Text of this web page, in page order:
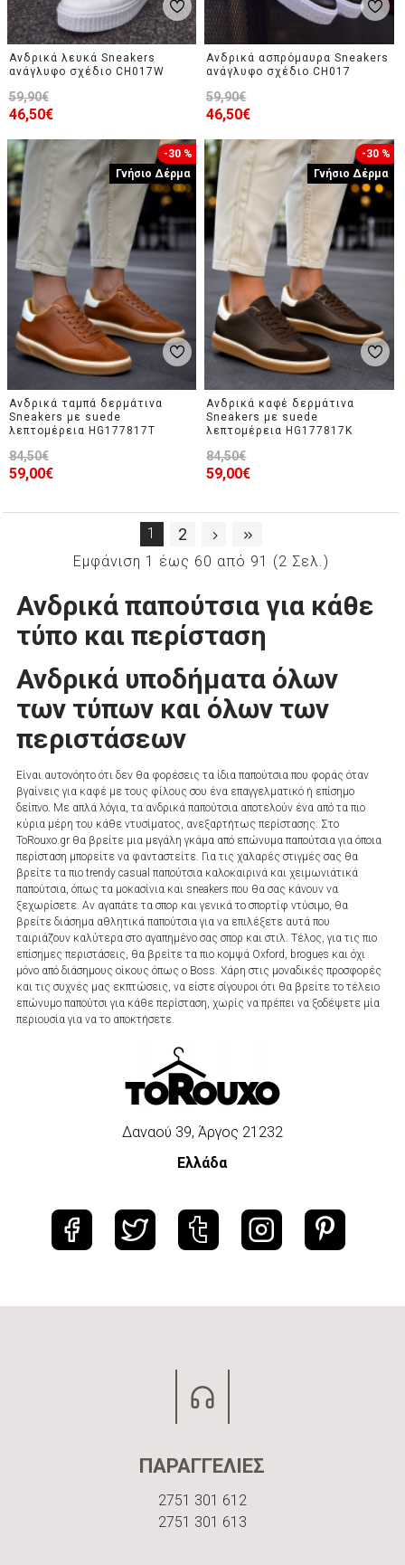
Ανδρικά παπούτσια για κάθε
τύπο και περίσταση
Ανδρικά υποδήματα όλων
των τύπων και όλων των
περιστάσεων
Είναι αυτονόητο ότι δεν θα φορέσεις τα ίδια παπούτσια που φοράς όταν
βγαίνεις για καφέ με τους φίλους σου ένα επαγγελματικό ή επίσημο
δείπνο. Με απλά λόγια, τα ανδρικά παπούτσια αποτελούν ένα από τα πιο
κύρια μέρη του κάθε ντυσίματος, ανεξαρτήτως περίστασης. Στο
ToRouxo.gr θα βρείτε μια μεγάλη γκάμα από επώνυμα παπούτσια για όποια
περίσταση μπορείτε να φανταστείτε. Για τις χαλαρές στιγμές σας θα
βρείτε τα πιο trendy casual παπούτσια καλοκαιρινά και χειμωνιάτικά
παπούτσια, όπως τα μοκασίνια και sneakers που θα σας κάνουν να
ξεχωρίσετε. Αν αγαπάτε τα σπορ και γενικά το σπορτίφ ντύσιμο, θα
βρείτε διάσημα αθλητικά παπούτσια για να επιλέξετε αυτά που
ταιριάζουν καλύτερα στο αγαπημένο σας σπορ και στιλ. Τέλος, για τις πιο
επίσημες περιστάσεις, θα βρείτε τα πιο κομψά Oxford, brogues και όχι
μόνο από διάσημους οίκους όπως ο Boss. Χάρη στις μοναδικές προσφορές
και τις συχνές μας εκπτώσεις, να είστε σίγουροι ότι θα βρείτε το τέλειο
επώνυμο παπούτσι για κάθε περίσταση, χωρίς να πρέπει να ξοδέψετε μία
περιουσία για να το αποκτήσετε.
Ανδρικά λευκά Sneakers
ανάγλυφο σχέδιο CH017W
46,50€
59,90€
Ανδρικά ασπρόμαυρα Sneakers
ανάγλυφο σχέδιο CH017
46,50€
59,90€
Γνήσιο Δέρμα
-30 %
Ανδρικά ταμπά δερμάτινα
Sneakers με suede
λεπτομέρεια HG177817T
59,00€
84,50€
Γνήσιο Δέρμα
-30 %
Ανδρικά καφέ δερμάτινα
Sneakers με suede
λεπτομέρεια HG177817K
59,00€
84,50€
1 2
Εμφάνιση 1 έως 60 από 91 (2 Σελ.)
Δαναού 39, Άργος 21232
Ελλάδα
ΠΑΡΑΓΓΕΛΙΕΣ
2751 301 612
2751 301 613